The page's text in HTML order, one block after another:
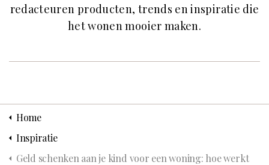
redacteuren producten, trends en inspiratie die
het wonen mooier maken.
Home
Inspiratie
Geld schenken aan je kind voor een woning: hoe werkt